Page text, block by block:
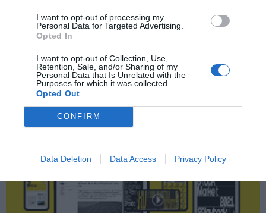
I want to opt-out of processing my
Personal Data for Targeted Advertising.
Opted In
I want to opt-out of Collection, Use,
Retention, Sale, and/or Sharing of my
Personal Data that Is Unrelated with the
Purposes for which it was collected.
Opted Out
CONFIRM
Data Deletion Data Access Privacy Policy